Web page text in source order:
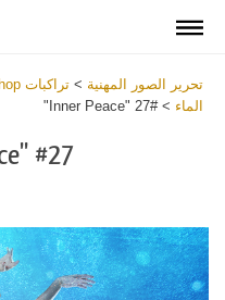
تحرير الصور المهنية > تراكبات Photoshop
الماء >
#27 "Inner Peace"
#27 "Inner Peace"
Download
Free